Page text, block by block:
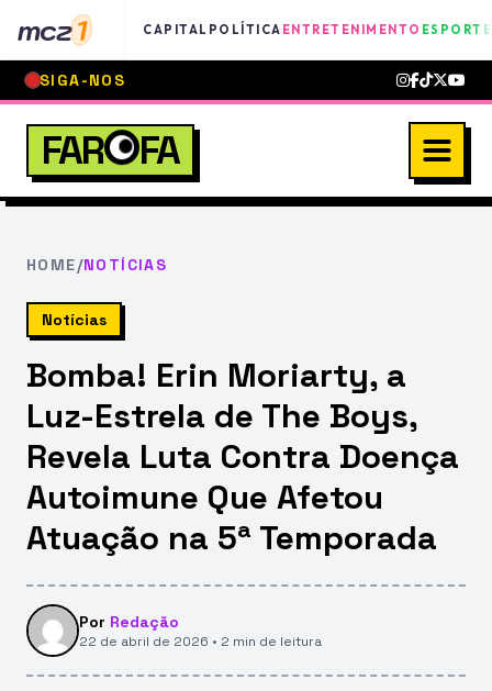
mcz1 CAPITAL POLÍTICA ENTRETENIMENTO
SIGA-NOS
FAR FA
HOME/NOTÍCIAS
Notícias
Bomba! Erin Moriarty, a
Luz-Estrela de The Boys,
Revela Luta Contra Doença
Autoimune Que Afetou
Atuação na 5ª Temporada
Por Redação
22 de abril de 2026 • 2 min de leitura